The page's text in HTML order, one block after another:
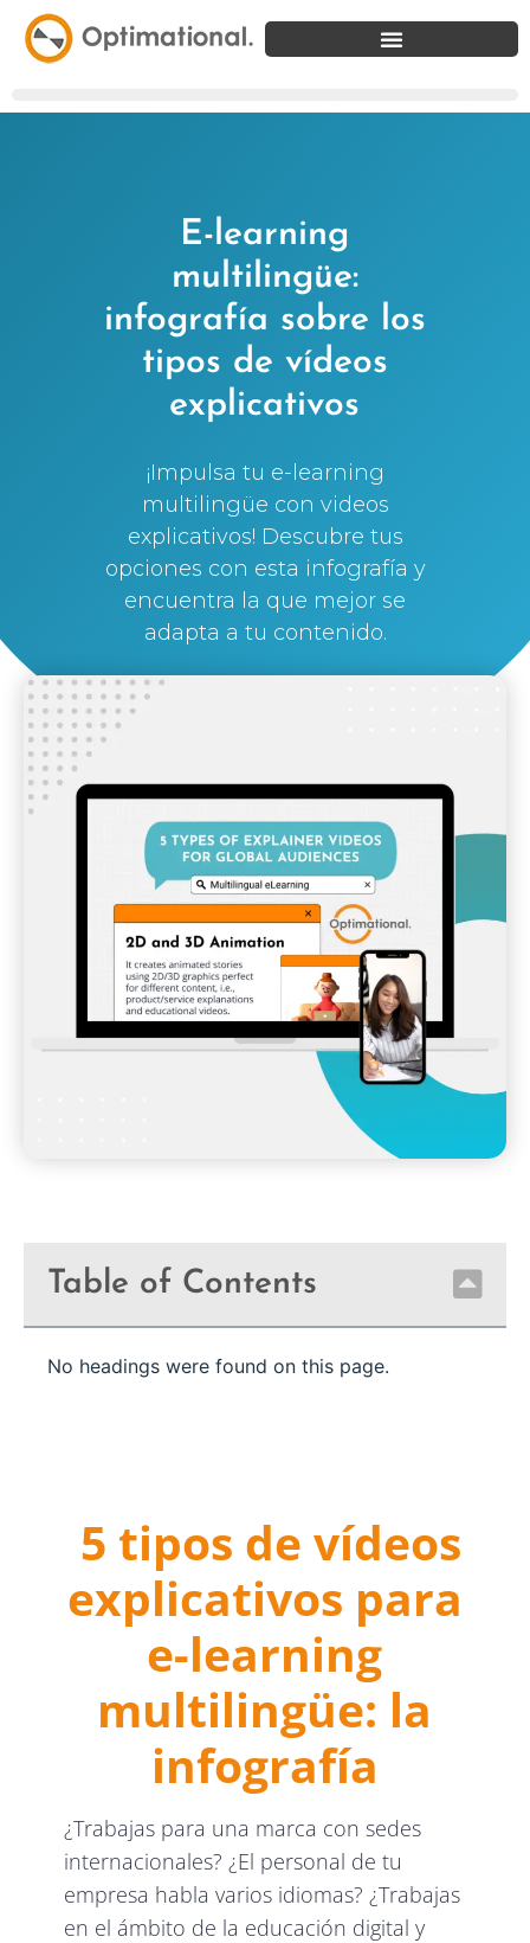
E-learning
multilingüe:
infografía sobre los
tipos de vídeos
explicativos
¡Impulsa tu e-learning
multilingüe con videos
explicativos! Descubre tus
opciones con esta infografía y
encuentra la que mejor se
adapta a tu contenido.
Table of Contents
No headings were found on this page.
5 tipos de vídeos
explicativos para
e-learning
multilingüe: la
infografía
¿Trabajas para una marca con sedes
internacionales? ¿El personal de tu
empresa habla varios idiomas? ¿Trabajas
en el ámbito de la educación digital y